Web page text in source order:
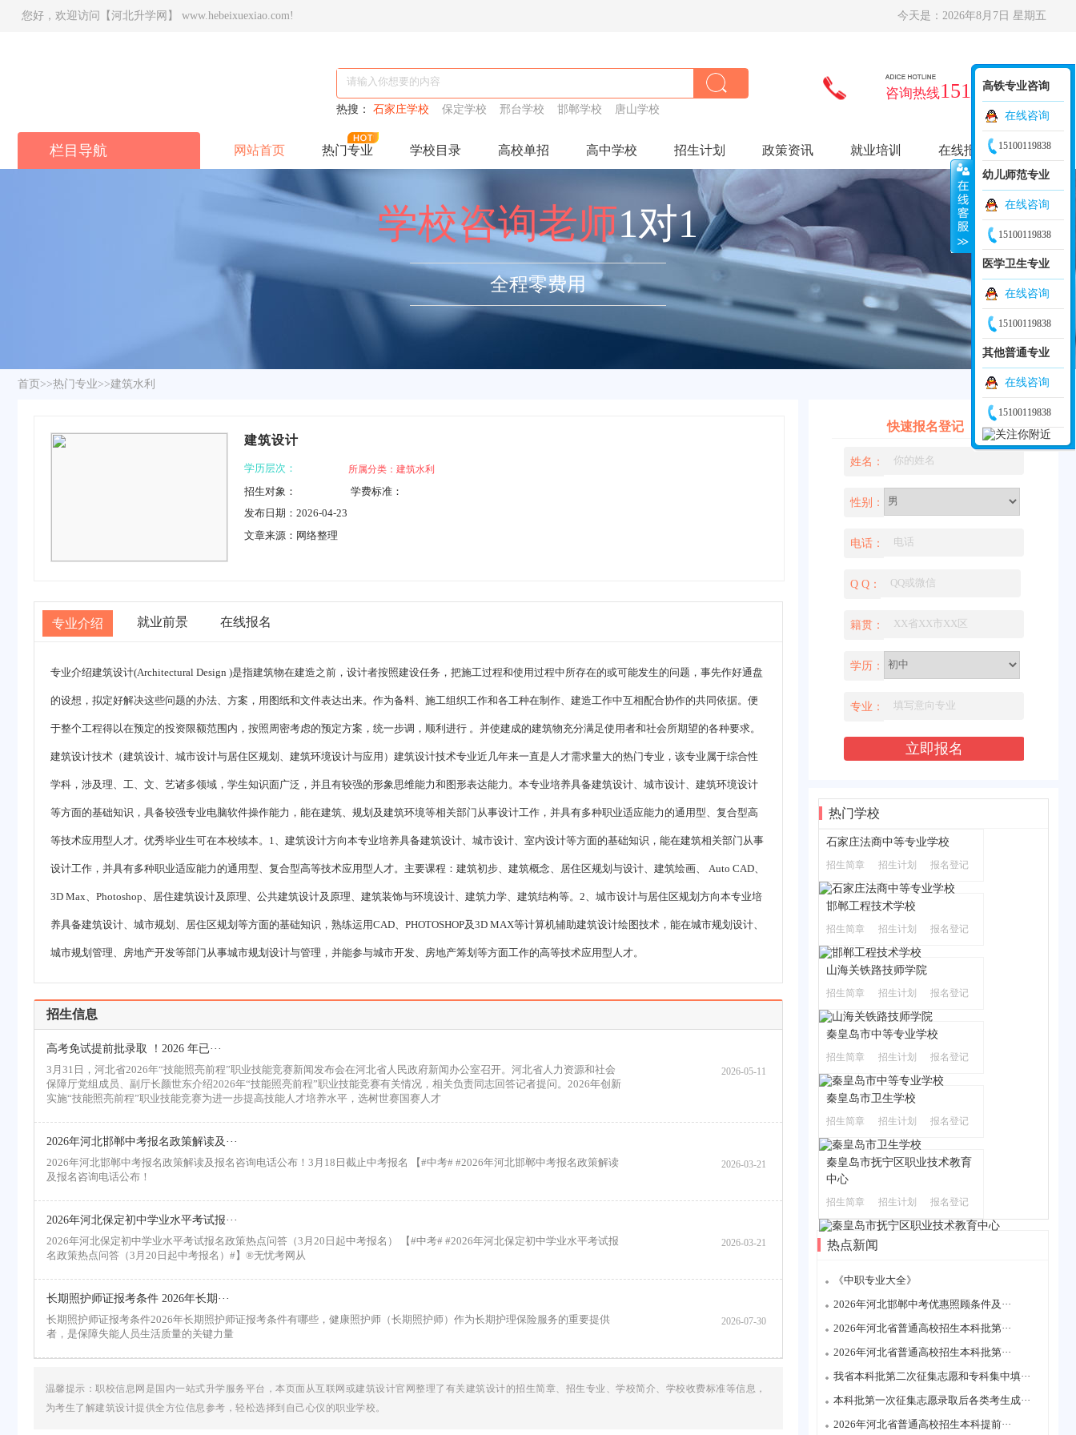
您好，欢迎访问【河北升学网】 www.hebeixuexiao.com! 今天是： 2026年8月7日 星期五
咨询热线15100119838
热搜： 石家庄学校 保定学校 邢台学校 邯郸学校 唐山学校
栏目导航 网站首页 热门专业 学校目录 高校单招 高中学校 招生计划 政策资讯 就业培训 在线报名
学校咨询老师1对1
全程零费用
首页 >>热门专业>>建筑水利
建筑设计
学历层次： 所属分类：建筑水利
招生对象：
学费标准：
发布日期：2026-04-23
文章来源：网络整理
专业介绍 就业前景 在线报名
专业介绍建筑设计(Architectural Design )是指建筑物在建造之前，设计者按照建设任务，把施工过程和使用过程中所存在的或可能发生的问题，事先作好通盘
的设想，拟定好解决这些问题的办法、方案，用图纸和文件表达出来。作为备料、施工组织工作和各工种在制作、建造工作中互相配合协作的共同依据。便
于整个工程得以在预定的投资限额范围内，按照周密考虑的预定方案，统一步调，顺利进行 。并使建成的建筑物充分满足使用者和社会所期望的各种要求。
建筑设计技术（建筑设计、城市设计与居住区规划、建筑环境设计与应用）建筑设计技术专业近几年来一直是人才需求量大的热门专业，该专业属于综合性
学科，涉及理、工、文、艺诸多领域，学生知识面广泛，并且有较强的形象思维能力和图形表达能力。本专业培养具备建筑设计、城市设计、建筑环境设计
等方面的基础知识，具备较强专业电脑软件操作能力，能在建筑、规划及建筑环境等相关部门从事设计工作，并具有多种职业适应能力的通用型、复合型高
等技术应用型人才。优秀毕业生可在本校续本。1、建筑设计方向本专业培养具备建筑设计、城市设计、室内设计等方面的基础知识，能在建筑相关部门从事
设计工作，并具有多种职业适应能力的通用型、复合型高等技术应用型人才。主要课程：建筑初步、建筑概念、居住区规划与设计、建筑绘画、 Auto CAD、
3D Max、Photoshop、居住建筑设计及原理、公共建筑设计及原理、建筑装饰与环境设计、建筑力学、建筑结构等。2、城市设计与居住区规划方向本专业培
养具备建筑设计、城市规划、居住区规划等方面的基础知识，熟练运用CAD、PHOTOSHOP及3D MAX等计算机辅助建筑设计绘图技术，能在城市规划设计、
城市规划管理、房地产开发等部门从事城市规划设计与管理，并能参与城市开发、房地产筹划等方面工作的高等技术应用型人才。
招生信息
高考免试提前批录取 ！2026 年已···
3月31日，河北省2026年“技能照亮前程”职业技能竞赛新闻发布会在河北省人民政府新闻办公室召开。河北省人力资源和社会
保障厅党组成员、副厅长颜世东介绍2026年“技能照亮前程”职业技能竞赛有关情况，相关负责同志回答记者提问。2026年创新
实施“技能照亮前程”职业技能竞赛为进一步提高技能人才培养水平，选树世赛国赛人才
2026-05-11
2026年河北邯郸中考报名政策解读及···
2026年河北邯郸中考报名政策解读及报名咨询电话公布！3月18日截止中考报名 【#中考# #2026年河北邯郸中考报名政策解读
及报名咨询电话公布！
2026-03-21
2026年河北保定初中学业水平考试报···
2026年河北保定初中学业水平考试报名政策热点问答（3月20日起中考报名） 【#中考# #2026年河北保定初中学业水平考试报
名政策热点问答（3月20日起中考报名）#】®无忧考网从
2026-03-21
长期照护师证报考条件 2026年长期···
长期照护师证报考条件2026年长期照护师证报考条件有哪些，健康照护师（长期照护师）作为长期护理保险服务的重要提供
者，是保障失能人员生活质量的关键力量
2026-07-30
温馨提示：职校信息网是国内一站式升学服务平台，本页面从互联网或建筑设计官网整理了有关建筑设计的招生简章、招生专业、学校简介、学校收费标准等信息，
为考生了解建筑设计提供全方位信息参考，轻松选择到自己心仪的职业学校。
快速报名登记
姓名：
性别：
电话：
Q Q：
籍贯：
学历：
专业：
热门学校
石家庄法商中等专业学校
招生简章 招生计划 报名登记
邯郸工程技术学校
招生简章 招生计划 报名登记
山海关铁路技师学院
招生简章 招生计划 报名登记
秦皇岛市中等专业学校
招生简章 招生计划 报名登记
秦皇岛市卫生学校
招生简章 招生计划 报名登记
秦皇岛市抚宁区职业技术教育
中心
招生简章 招生计划 报名登记
热点新闻
《中职专业大全》
2026年河北邯郸中考优惠照顾条件及···
2026年河北省普通高校招生本科批第···
2026年河北省普通高校招生本科批第···
我省本科批第二次征集志愿和专科集中填···
本科批第一次征集志愿录取后各类考生成···
2026年河北省普通高校招生本科提前···
高铁专业咨询
在线咨询
15100119838
幼儿师范专业
在线咨询
15100119838
医学卫生专业
在线咨询
15100119838
其他普通专业
在线咨询
15100119838